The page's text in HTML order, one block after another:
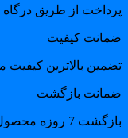
از طریق درگاه
کیفیت
بالاترین کیفیت
بازگشت
7 روزه محصول